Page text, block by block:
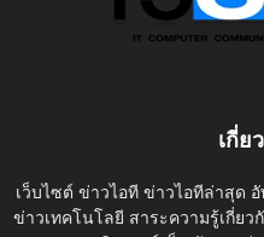
เกี่ย
เว็บไซต์ ข่าวไอที ข่าวไอทีล่าสุด
ข่าวเทคโนโลยี สาระความรู้เกี่ย